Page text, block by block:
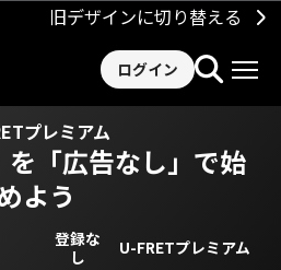
旧デザインに切り替える
ログイン
プレミアム
を 「広告なし」で始
よう
登録な
し
U-FRETプレミアム